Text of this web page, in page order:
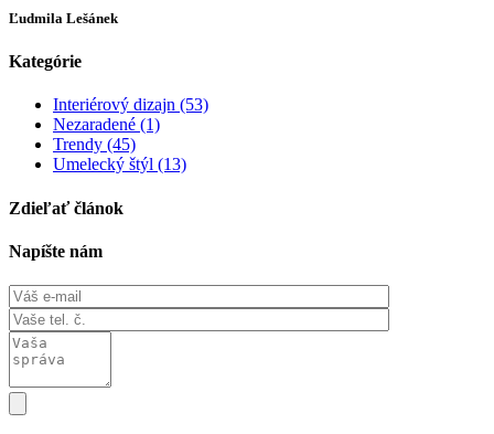
Ľudmila Lešánek
Kategórie
Interiérový dizajn (53)
Nezaradené (1)
Trendy (45)
Umelecký štýl (13)
Zdieľať článok
Napíšte nám